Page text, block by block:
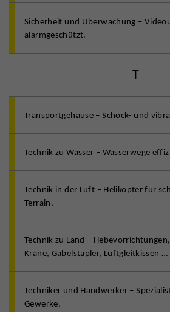
Sicherheit und Überwachung –
alarmgeschützt.
T
Transportgehäuse – Schock- und
Technik zu Wasser – Wasserwege
Technik in der Luft – Helikopter für
Terrain.
Technik zu Land –
Kräne, Gabelstapler, Luftgleitkissen …
Techniker und Handwerker –
Gewerke.